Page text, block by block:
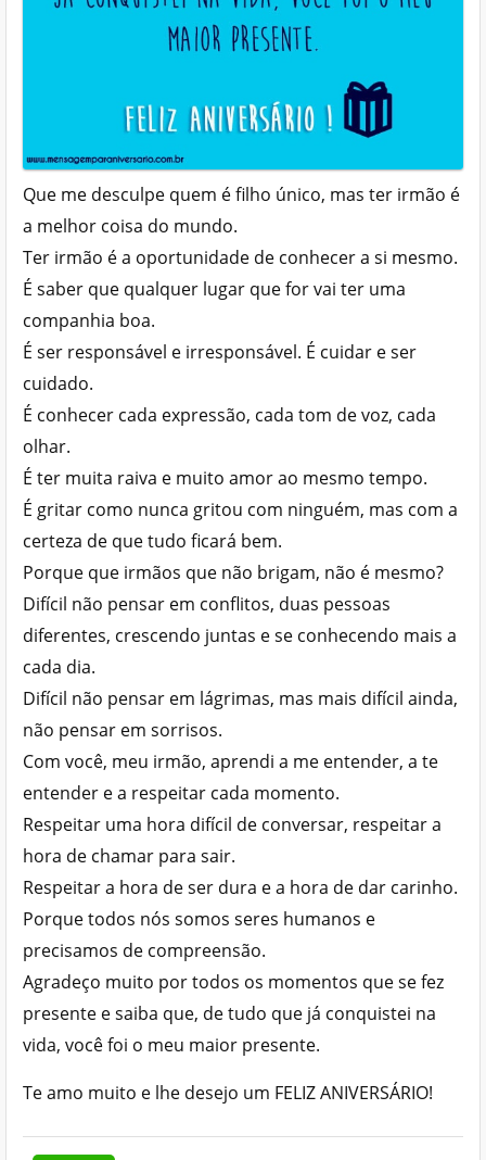
Que me desculpe quem é filho único, mas ter irmão é
a melhor coisa do mundo.
Ter irmão é a oportunidade de conhecer a si mesmo.
É saber que qualquer lugar que for vai ter uma
companhia boa.
É ser responsável e irresponsável. É cuidar e ser
cuidado.
É conhecer cada expressão, cada tom de voz, cada
olhar.
É ter muita raiva e muito amor ao mesmo tempo.
É gritar como nunca gritou com ninguém, mas com a
certeza de que tudo ficará bem.
Porque que irmãos que não brigam, não é mesmo?
Difícil não pensar em conflitos, duas pessoas
diferentes, crescendo juntas e se conhecendo mais a
cada dia.
Difícil não pensar em lágrimas, mas mais difícil ainda,
não pensar em sorrisos.
Com você, meu irmão, aprendi a me entender, a te
entender e a respeitar cada momento.
Respeitar uma hora difícil de conversar, respeitar a
hora de chamar para sair.
Respeitar a hora de ser dura e a hora de dar carinho.
Porque todos nós somos seres humanos e
precisamos de compreensão.
Agradeço muito por todos os momentos que se fez
presente e saiba que, de tudo que já conquistei na
vida, você foi o meu maior presente.
Te amo muito e lhe desejo um FELIZ ANIVERSÁRIO!